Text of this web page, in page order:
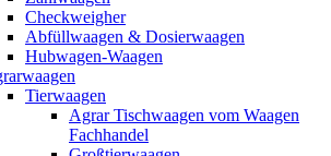
Checkweigher
Abfüllwaagen & Dosierwaagen
Hubwagen-Waagen
Tierwaagen
Agrar Tischwaagen vom Waagen
Fachhandel